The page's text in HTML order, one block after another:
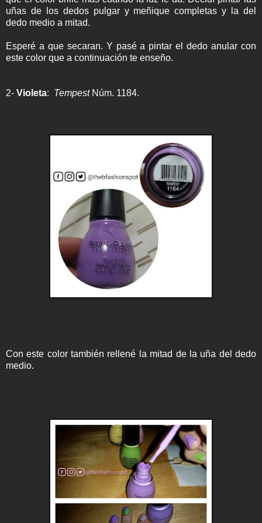
uñas de los dedos pulgar y meñique completas y la del
dedo medio a mitad.
Esperé a que secaran. Y pasé a pintar el dedo anular con
este color que a continuación te enseño.
2- Violeta: TempestNúm. 1184.
Con este color también rellené la mitad de la uña del dedo
medio.